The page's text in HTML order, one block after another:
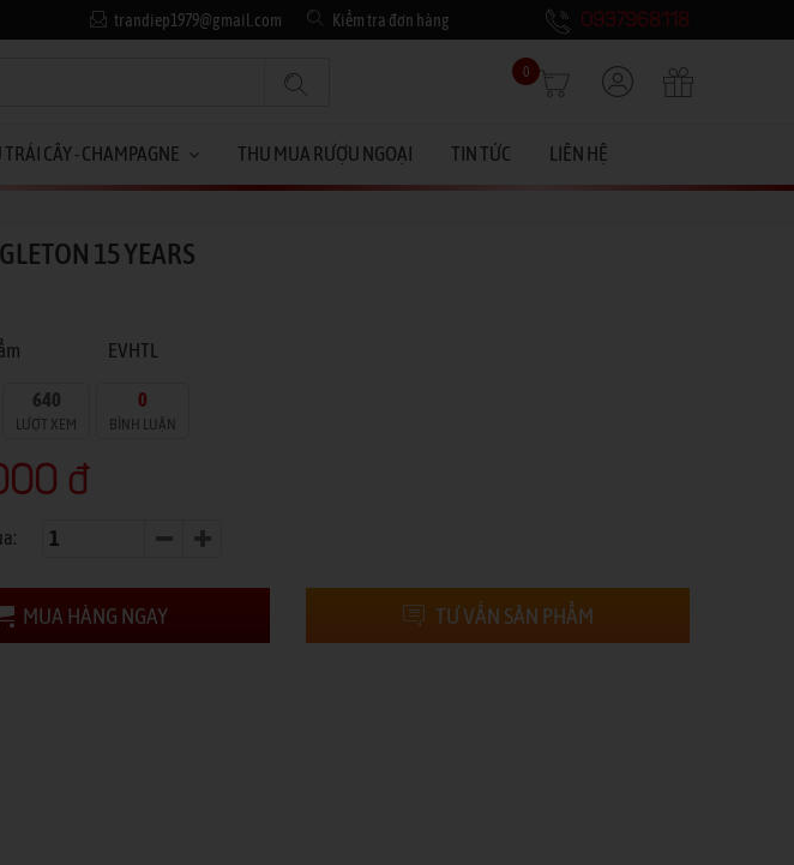
trandiep1979@gmail.com Kiểm tra đơn hàng 0937968118
0
CÂY - CHAMPAGNE THU MUA RƯỢU NGOẠI TIN TỨC LIÊN HỆ
15 YEARS
EVHTL
640
LƯỢT XEM
0
BÌNH LUẬN
đ
MUA HÀNG NGAY TƯ VẤN SẢN PHẨM